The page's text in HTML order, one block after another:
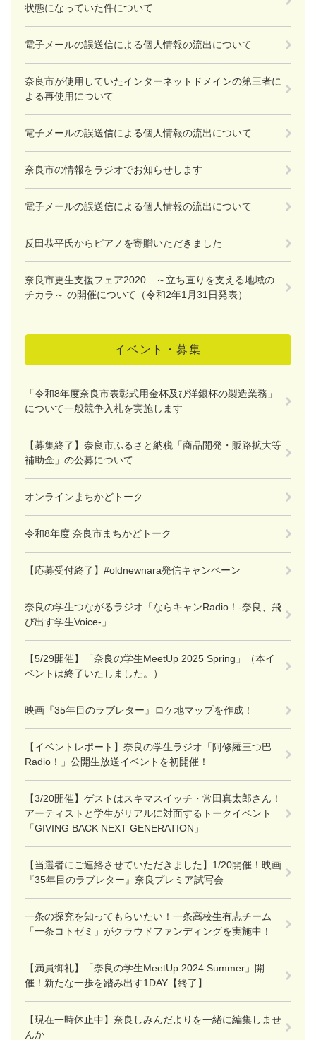
状態になっていた件について
電子メールの誤送信による個人情報の流出について
奈良市が使用していたインターネットドメインの第三者に
よる再使用について
電子メールの誤送信による個人情報の流出について
奈良市の情報をラジオでお知らせします
電子メールの誤送信による個人情報の流出について
反田恭平氏からピアノを寄贈いただきました
奈良市更生支援フェア2020 ～立ち直りを支える地域の
チカラ～ の開催について（令和2年1月31日発表）
イベント・募集
「令和8年度奈良市表彰式用金杯及び洋銀杯の製造業務」
について一般競争入札を実施します
【募集終了】奈良市ふるさと納税「商品開発・販路拡大等
補助金」の公募について
オンラインまちかどトーク
令和8年度 奈良市まちかどトーク
【応募受付終了】#oldnewnara発信キャンペーン
奈良の学生つながるラジオ「ならキャンRadio！-奈良、飛
び出す学生Voice-」
【5/29開催】「奈良の学生MeetUp 2025 Spring」（本イ
ベントは終了いたしました。）
映画『35年目のラブレター』ロケ地マップを作成！
【イベントレポート】奈良の学生ラジオ「阿修羅三つ巴
Radio！」公開生放送イベントを初開催！
【3/20開催】ゲストはスキマスイッチ・常田真太郎さん！
アーティストと学生がリアルに対面するトークイベント
「GIVING BACK NEXT GENERATION」
【当選者にご連絡させていただきました】1/20開催！映画
『35年目のラブレター』奈良プレミア試写会
一条の探究を知ってもらいたい！一条高校生有志チーム
「一条コトゼミ」がクラウドファンディングを実施中！
【満員御礼】「奈良の学生MeetUp 2024 Summer」開
催！新たな一歩を踏み出す1DAY【終了】
【現在一時休止中】奈良しみんだよりを一緒に編集しませ
んか